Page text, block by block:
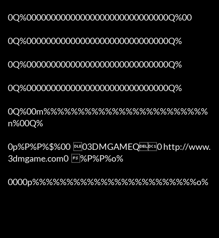
0Q%00000000000000000000000000000Q%00
0Q%00000000000000000000000000000Q%
0Q%00000000000000000000000000000Q%
0Q%00000000000000000000000000000Q%
0Q%00m%%%%%%%%%%%%%%%%%%%%%%%%
n%00Q%
0p%P%P%$%00  03DMGAMEQ0 http://www.
3dmgame.com0  %P%P%o%
0000p%%%%%%%%%%%%%%%%%%%%%%%%o%